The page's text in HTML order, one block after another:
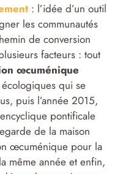
: l’idée d’un outil
les communautés
de conversion
facteurs : tout
œcuménique
qui se
puis l’année 2015,
pontificale
de la maison
œcuménique pour la
même année et enfin,